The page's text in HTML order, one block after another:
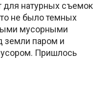
для натурных съемок
не было темных
мусорными
паром и
Пришлось